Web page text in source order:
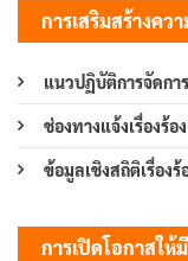
การเสริมสร้างคว
แนวปฏิบัติการจัดกา
ช่องทางแจ้งเรื่องร้
ข้อมูลเชิงสถิติเรื่อง
การเปิดโอกาสให้